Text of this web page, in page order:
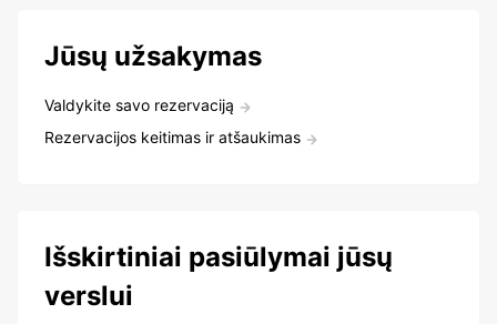
Jūsų užsakymas
Valdykite savo rezervaciją
Rezervacijos keitimas ir atšaukimas
Išskirtiniai pasiūlymai jūsų
verslui